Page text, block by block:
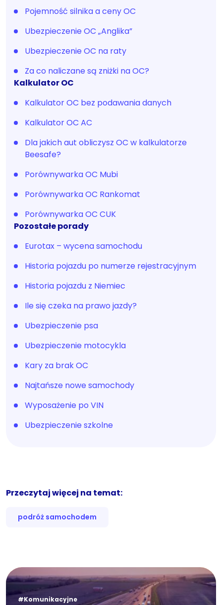
Pojemność silnika a ceny OC
Ubezpieczenie OC „Anglika”
Ubezpieczenie OC na raty
Za co naliczane są zniżki na OC?
Kalkulator OC
Kalkulator OC bez podawania danych
Kalkulator OC AC
Dla jakich aut obliczysz OC w kalkulatorze
Beesafe?
Porównywarka OC Mubi
Porównywarka OC Rankomat
Porównywarka OC CUK
Pozostałe porady
Eurotax – wycena samochodu
Historia pojazdu po numerze rejestracyjnym
Historia pojazdu z Niemiec
Ile się czeka na prawo jazdy?
Ubezpieczenie psa
Ubezpieczenie motocykla
Kary za brak OC
Najtańsze nowe samochody
Wyposażenie po VIN
Ubezpieczenie szkolne
Przeczytaj więcej na temat:
podróż samochodem
#Komunikacyjne